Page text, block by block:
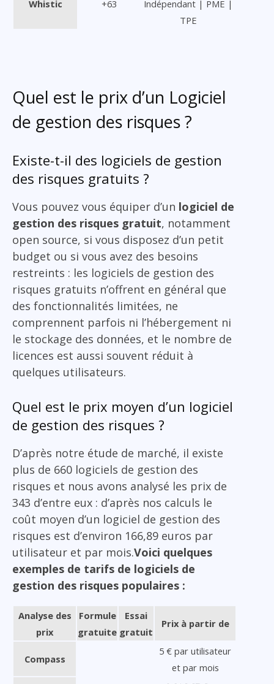
Whistic +63
Indépendant | PME |
TPE
Quel est le prix d’un Logiciel
de gestion des risques ?
Existe-t-il des logiciels de gestion
des risques gratuits ?
Vous pouvez vous équiper d’un logiciel de
gestion des risques gratuit, notamment
open source, si vous disposez d’un petit
budget ou si vous avez des besoins
restreints : les logiciels de gestion des
risques gratuits n’offrent en général que
des fonctionnalités limitées, ne
comprennent parfois ni l’hébergement ni
le stockage des données, et le nombre de
licences est aussi souvent réduit à
quelques utilisateurs.
Quel est le prix moyen d’un logiciel
de gestion des risques ?
D’après notre étude de marché, il existe
plus de 660 logiciels de gestion des
risques et nous avons analysé les prix de
343 d’entre eux : d’après nos calculs le
coût moyen d’un logiciel de gestion des
risques est d’environ 166,89 euros par
utilisateur et par mois.Voici quelques
exemples de tarifs de logiciels de
gestion des risques populaires :
Analyse des
prix
Formule
gratuite
Essai
gratuit
Prix à partir de
Compass
5 € par utilisateur
et par mois